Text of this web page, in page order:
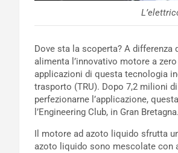
Dove sta la scoperta? A
alimenta l’innovativo motore a
applicazioni di questa tecnologia
trasporto (TRU). Dopo 7,2 milioni
perfezionarne l’applicazione,
l’Engineering Club, in Gran Bretagna.
Il motore ad azoto liquido sfrutta
azoto liquido sono mescolate con